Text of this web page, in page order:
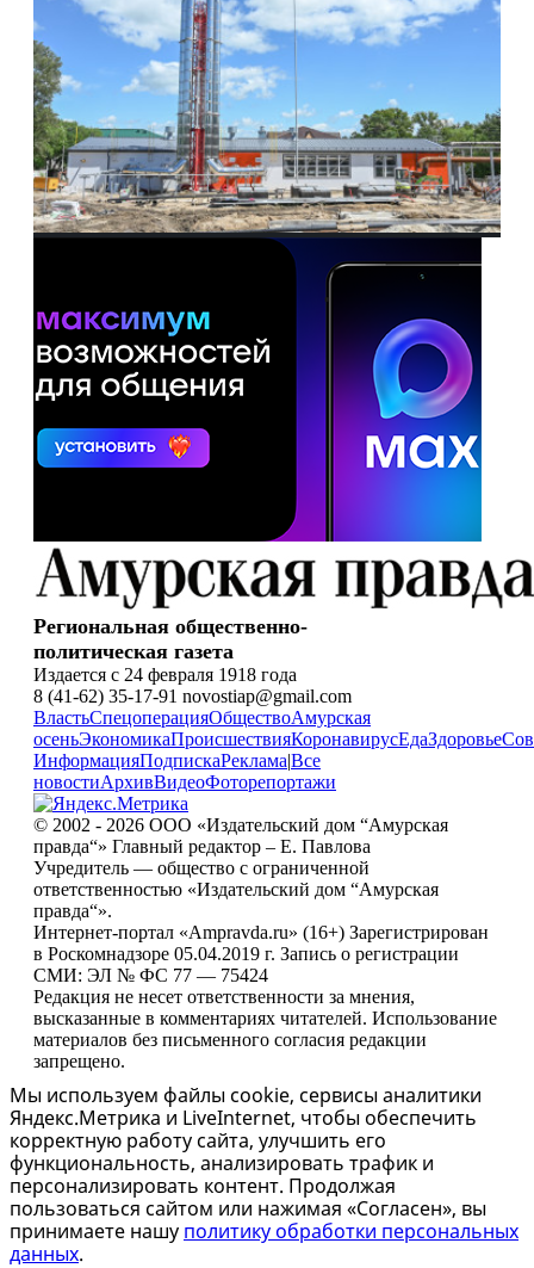
Региональная общественно-
политическая газета
Издается с 24 февраля 1918 года
8 (41-62) 35-17-91 novostiap@gmail.com
ВластьСпецоперацияОбществоАмурская
осеньЭкономикаПроисшествияКоронавирусЕдаЗдоровье
ИнформацияПодпискаРеклама|Все
новостиАрхивВидеоФоторепортажи
© 2002 - 2026 ООО «Издательский дом “Амурская
правда“» Главный редактор – Е. Павлова
Учредитель — общество с ограниченной
ответственностью «Издательский дом “Амурская
правда“».
Интернет-портал «Ampravda.ru» (16+) Зарегистрирован
в Роскомнадзоре 05.04.2019 г. Запись о регистрации
СМИ: ЭЛ № ФС 77 — 75424
Редакция не несет ответственности за мнения,
высказанные в комментариях читателей. Использование
материалов без письменного согласия редакции
запрещено.
Мы используем файлы cookie, сервисы аналитики
Яндекс.Метрика и LiveInternet, чтобы обеспечить
корректную работу сайта, улучшить его
функциональность, анализировать трафик и
персонализировать контент. Продолжая
пользоваться сайтом или нажимая «Согласен», вы
принимаете нашу политику обработки персональных
данных.